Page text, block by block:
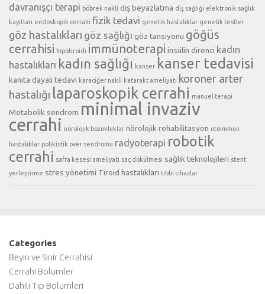
davranışçı terapi böbrek nakli diş beyazlatma diş sağlığı elektronik sağlık
kayıtları endoskopik cerrahi fizik tedavi genetik hastalıklar genetik testler
göz hastalıkları göz sağlığı göz tansiyonu göğüs
cerrahisi hipotiroidi immünoterapi insülin direnci kadın
hastalıkları kadın sağlığı kanser kanser tedavisi
kanıta dayalı tedavi karaciğer nakli katarakt ameliyatı koroner arter
hastalığı laparoskopik cerrahi manuel terapi
Metabolik sendrom minimal invaziv
cerrahi nörolojik bozukluklar nörolojik rehabilitasyon otoimmün
hastalıklar polikistik over sendromu radyoterapi robotik
cerrahi safra kesesi ameliyatı saç dökülmesi sağlık teknolojileri stent
yerleştirme stres yönetimi Tiroid hastalıkları tıbbi cihazlar
Categories
Beyin ve Sinir Cerrahisi
Cerrahi Bölümler
Dahili Tıp Bölümleri